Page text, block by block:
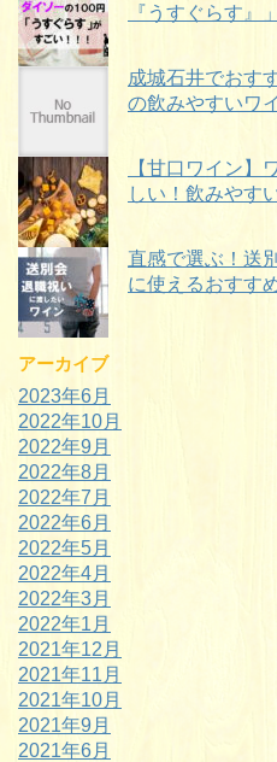
『うすぐらす』
成城石井でおす
の飲みやすいワ
【甘口ワイン】
しい！飲みやす
直感で選ぶ！送
に使えるおすす
アーカイブ
2023年6月
2022年10月
2022年9月
2022年8月
2022年7月
2022年6月
2022年5月
2022年4月
2022年3月
2022年1月
2021年12月
2021年11月
2021年10月
2021年9月
2021年6月